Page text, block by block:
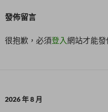
發佈留言
很抱歉，必須登入網站才能發
2026 年 8 月